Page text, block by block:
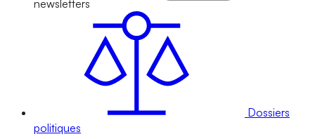
newsletters
Dossiers
politiques